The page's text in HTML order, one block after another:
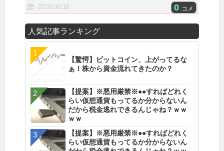
2018/06/16 0 コメ
人気記事ランキング
【驚愕】ビットコイン、上がってるな
ぁ！株から資金流れてきたのか？
【提案】※悪用厳禁※●●すればどれく
らい仮想通貨もってるか分からないん
だから税金逃れできるんじゃね？ｗｗ
ｗｗ
【提案】※悪用厳禁※●●すればどれく
らい仮想通貨もってるか分からないん